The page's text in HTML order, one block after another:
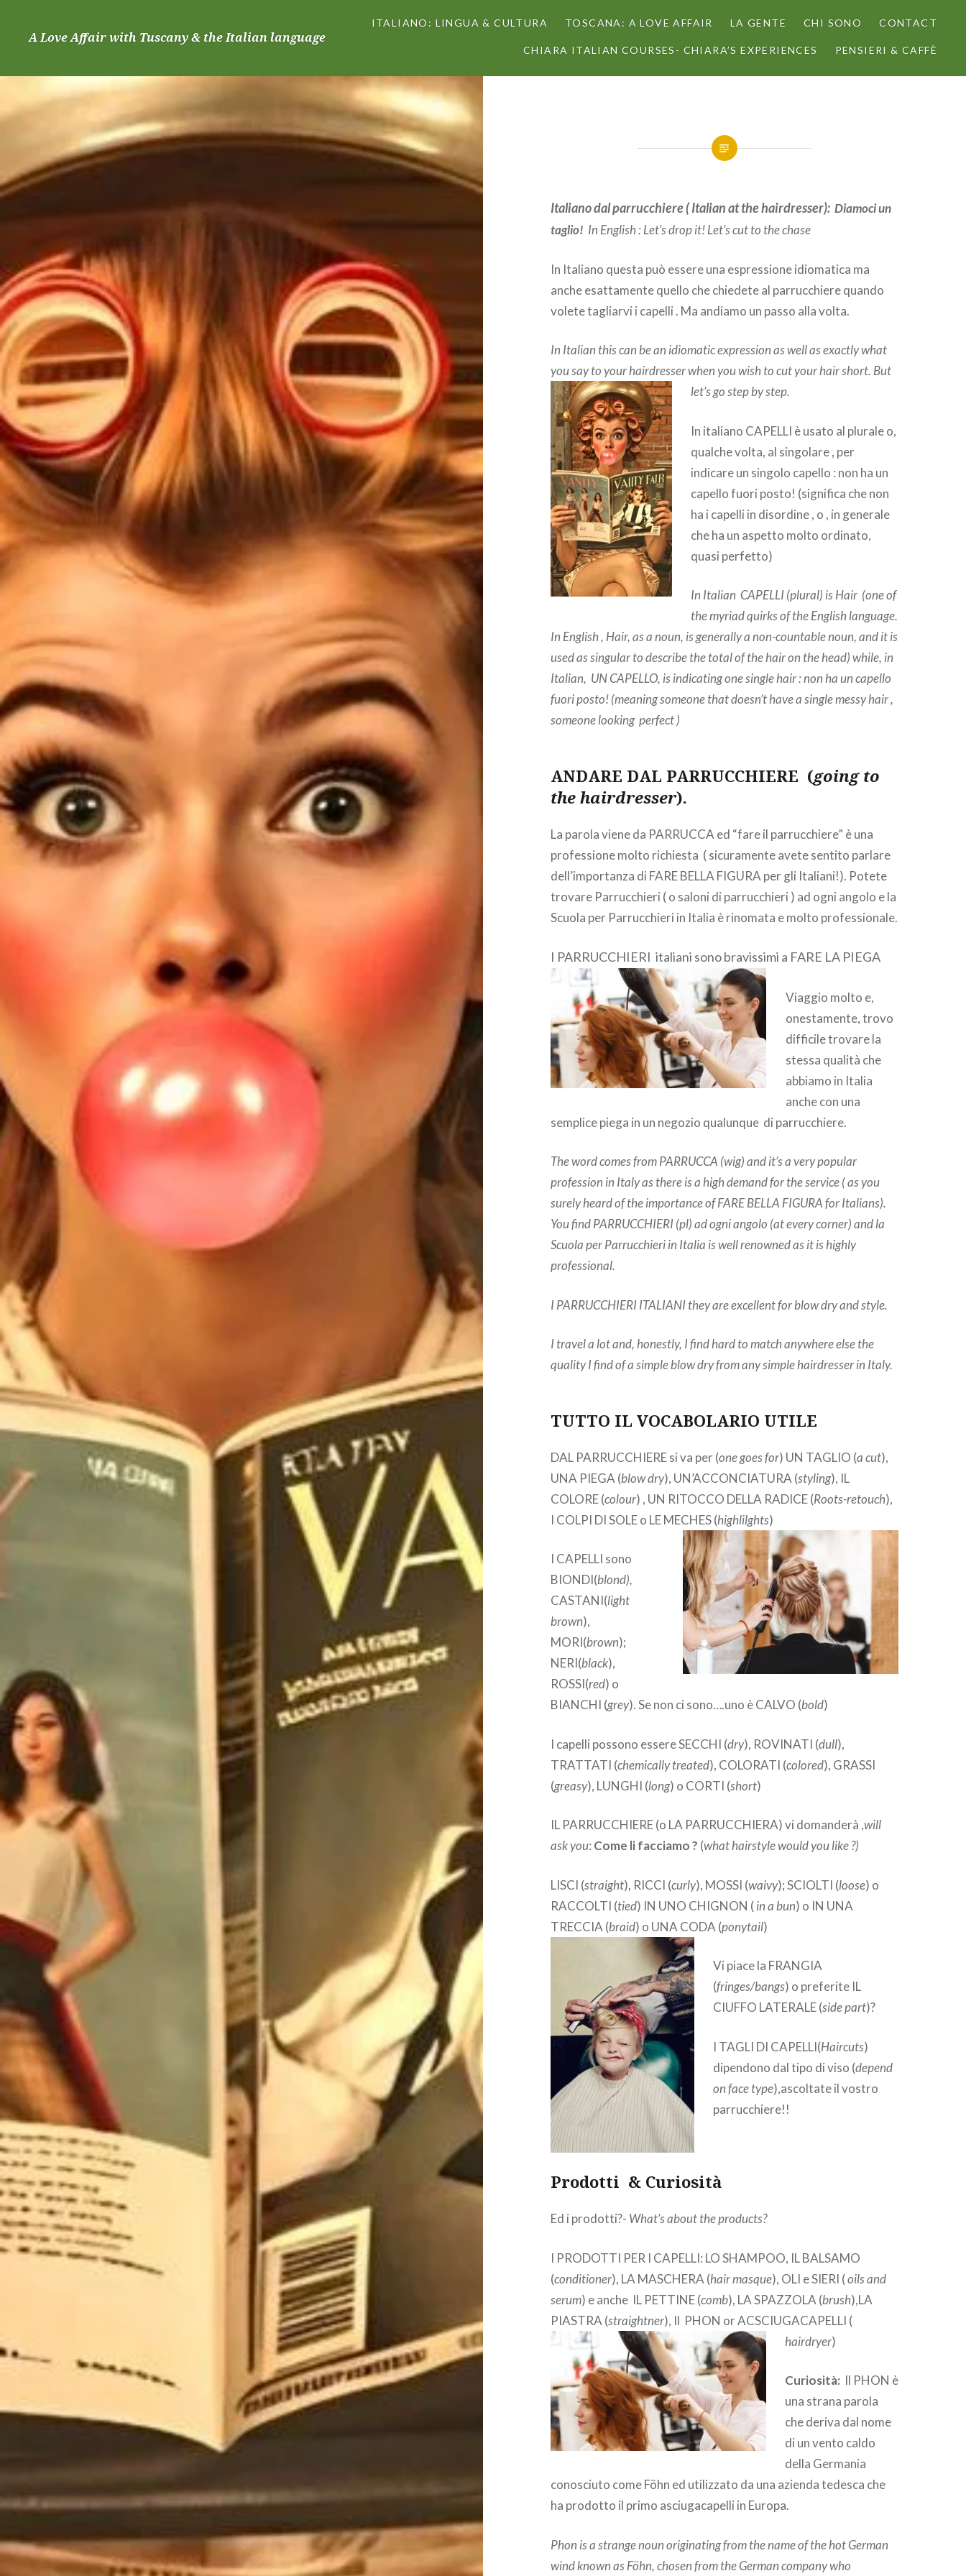
A Love Affair with Tuscany & the Italian language
ITALIANO: LINGUA & CULTURA TOSCANA: A LOVE AFFAIR LA GENTE CHI SONO CONTACT
CHIARA ITALIAN COURSES- CHIARA’S EXPERIENCES PENSIERI & CAFFÈ
Italiano dal parrucchiere ( Italian at the hairdresser):Diamoci un
taglio! In English : Let’s drop it! Let’s cut to the chase
In Italiano questa può essere una espressione idiomatica ma
anche esattamente quello che chiedete al parrucchiere quando
volete tagliarvi i capelli . Ma andiamo un passo alla volta.
In Italian this can be an idiomatic expression as well as exactly what
you say to your hairdresser when you wish to cut your hair short. But
let’s go step by step.
In italiano CAPELLI è usato al plurale o,
qualche volta, al singolare , per
indicare un singolo capello : non ha un
capello fuori posto! (significa che non
ha i capelli in disordine , o , in generale
che ha un aspetto molto ordinato,
quasi perfetto)
In Italian CAPELLI (plural) is Hair (one of
the myriad quirks of the English language.
In English , Hair, as a noun, is generally a non-countable noun, and it is
used as singular to describe the total of the hair on the head) while, in
Italian, UN CAPELLO, is indicating one single hair : non ha un capello
fuori posto! (meaning someone that doesn’t have a single messy hair ,
someone looking perfect )
ANDARE DAL PARRUCCHIERE (going to
the hairdresser).
La parola viene da PARRUCCA ed “fare il parrucchiere” è una
professione molto richiesta ( sicuramente avete sentito parlare
dell’importanza di FARE BELLA FIGURA per gli Italiani!). Potete
trovare Parrucchieri ( o saloni di parrucchieri ) ad ogni angolo e la
Scuola per Parrucchieri in Italia è rinomata e molto professionale.
I PARRUCCHIERI italiani sono bravissimi a FARE LA PIEGA
Viaggio molto e,
onestamente, trovo
difficile trovare la
stessa qualità che
abbiamo in Italia
anche con una
semplice piega in un negozio qualunque di parrucchiere.
The word comes from PARRUCCA (wig) and it’s a very popular
profession in Italy as there is a high demand for the service ( as you
surely heard of the importance of FARE BELLA FIGURA for Italians).
You find PARRUCCHIERI (pl) ad ogni angolo (at every corner) and la
Scuola per Parrucchieri in Italia is well renowned as it is highly
professional.
I PARRUCCHIERI ITALIANI they are excellent for blow dry and style.
I travel a lot and, honestly, I find hard to match anywhere else the
quality I find of a simple blow dry from any simple hairdresser in Italy.
TUTTO IL VOCABOLARIO UTILE
DAL PARRUCCHIERE si va per (one goes for) UN TAGLIO (a cut),
UNA PIEGA (blow dry), UN’ACCONCIATURA (styling), IL
COLORE (colour) , UN RITOCCO DELLA RADICE (Roots-retouch),
I COLPI DI SOLE o LE MECHES (highlilghts)
I CAPELLI sono
BIONDI(blond),
CASTANI(light
brown),
MORI(brown);
NERI(black),
ROSSI(red) o
BIANCHI (grey). Se non ci sono….uno è CALVO (bold)
I capelli possono essere SECCHI (dry), ROVINATI (dull),
TRATTATI (chemically treated), COLORATI (colored), GRASSI
(greasy), LUNGHI (long) o CORTI (short)
IL PARRUCCHIERE (o LA PARRUCCHIERA) vi domanderà ,will
ask you: Come li facciamo ? (what hairstyle would you like ?)
LISCI (straight), RICCI (curly), MOSSI (waivy); SCIOLTI (loose) o
RACCOLTI (tied) IN UNO CHIGNON (in a bun) o IN UNA
TRECCIA (braid) o UNA CODA (ponytail)
Vi piace la FRANGIA
(fringes/bangs) o preferite IL
CIUFFO LATERALE (side part)?
I TAGLI DI CAPELLI(Haircuts)
dipendono dal tipo di viso (depend
on face type),ascoltate il vostro
parrucchiere!!
Prodotti & Curiosità
Ed i prodotti?- What’s about the products?
I PRODOTTI PER I CAPELLI: LO SHAMPOO, IL BALSAMO
(conditioner), LA MASCHERA (hair masque), OLI e SIERI (oils and
serum) e anche IL PETTINE (comb), LA SPAZZOLA (brush),LA
PIASTRA (straightner), Il PHON or ACSCIUGACAPELLI (
hairdryer)
Curiosità: Il PHON è
una strana parola
che deriva dal nome
di un vento caldo
della Germania
conosciuto come Föhn ed utilizzato da una azienda tedesca che
ha prodotto il primo asciugacapelli in Europa.
Phon is a strange noun originating from the name of the hot German
wind known as Föhn, chosen from the German company who